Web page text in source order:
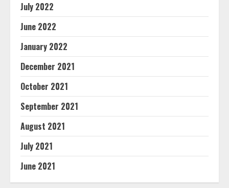
July 2022
June 2022
January 2022
December 2021
October 2021
September 2021
August 2021
July 2021
June 2021